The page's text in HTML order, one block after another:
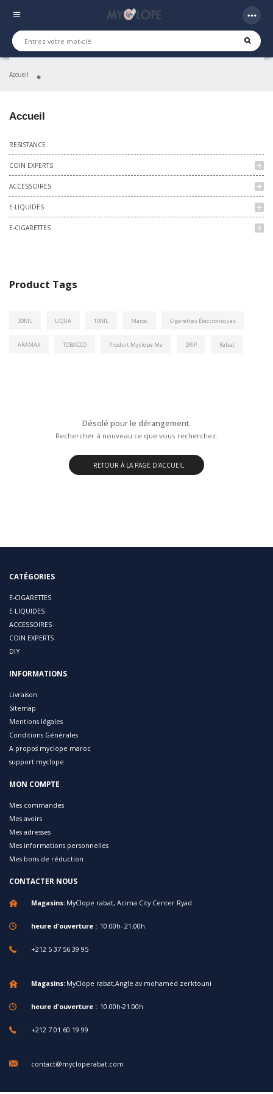
menu more_horiz
Accueil
Accueil
RESISTANCE
COIN EXPERTS add
ACCESSOIRES add
E-LIQUIDES add
E-CIGARETTES add
Product Tags
30ML LIQUA 10ML Maroc Cigarettes Électroniques
ARAMAX TOBACCO Produit Myclope.ma DRIP Rabat
Désolé pour le dérangement.
Rechercher à nouveau ce que vous recherchez.
RETOUR À LA PAGE D'ACCUEIL
CATÉGORIES
E-CIGARETTES
E-LIQUIDES
ACCESSOIRES
COIN EXPERTS
DIY
INFORMATIONS
Livraison
Sitemap
Mentions légales
Conditions Générales
A propos myclope maroc
support myclope
MON COMPTE
Mes commandes
Mes avoirs
Mes adresses
Mes informations personnelles
Mes bons de réduction
CONTACTER NOUS
Magasins: MyClope rabat, Acima City Center Ryad
heure d'ouverture : 10.00h- 21.00h
+212 5 37 56 39 95
Magasins: MyClope rabat,Angle av mohamed zerktouni
heure d'ouverture : 10.00h-21.00h
+212 7 01 60 19 99
contact@mycloperabat.com